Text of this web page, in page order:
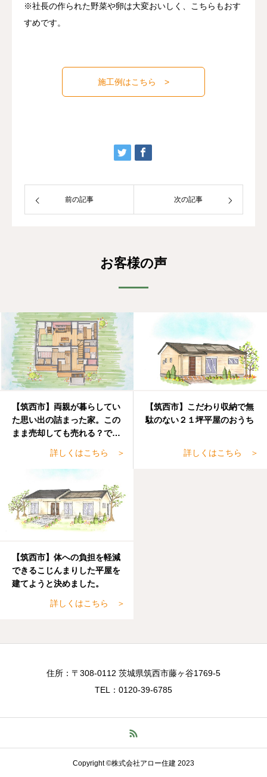
※社長の作られた野菜や卵は大変おいしく、こちらもおす
すめです。
施工例はこちら >
前の記事 次の記事
お客様の声
【筑西市】両親が暮らしてい
た思い出の詰まった家。この
まま売却しても売れる？でも
詳しくはこちら ＞
【筑西市】こだわり収納で無
駄のない２１坪平屋のおうち
詳しくはこちら ＞
【筑西市】体への負担を軽減
できるこじんまりした平屋を
建てようと決めました。
詳しくはこちら ＞
住所：〒308-0112 茨城県筑西市藤ヶ谷1769-5
TEL：0120-39-6785
Copyright ©株式会社アロー住建 2023